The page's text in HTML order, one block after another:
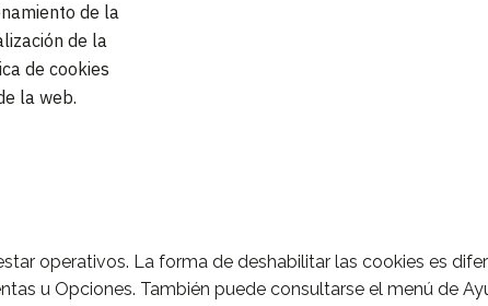
de la
de la
de cookies
la web.
operativos. La forma de deshabilitar las cookies es
u Opciones. También puede consultarse el menú de